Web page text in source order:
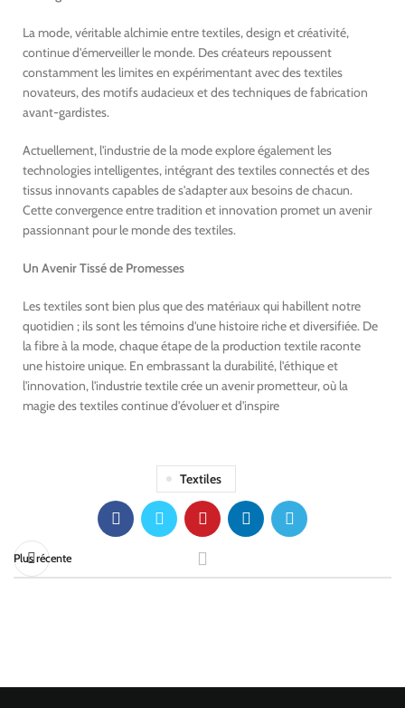
La mode, véritable alchimie entre textiles, design et créativité,
continue d'émerveiller le monde. Des créateurs repoussent
constamment les limites en expérimentant avec des textiles
novateurs, des motifs audacieux et des techniques de fabrication
avant-gardistes.
Actuellement, l'industrie de la mode explore également les
technologies intelligentes, intégrant des textiles connectés et des
tissus innovants capables de s'adapter aux besoins de chacun.
Cette convergence entre tradition et innovation promet un avenir
passionnant pour le monde des textiles.
Un Avenir Tissé de Promesses
Les textiles sont bien plus que des matériaux qui habillent notre
quotidien ; ils sont les témoins d'une histoire riche et diversifiée. De
la fibre à la mode, chaque étape de la production textile raconte
une histoire unique. En embrassant la durabilité, l'éthique et
l'innovation, l'industrie textile crée un avenir prometteur, où la
magie des textiles continue d'évoluer et d'inspire
Textiles
Plus récente